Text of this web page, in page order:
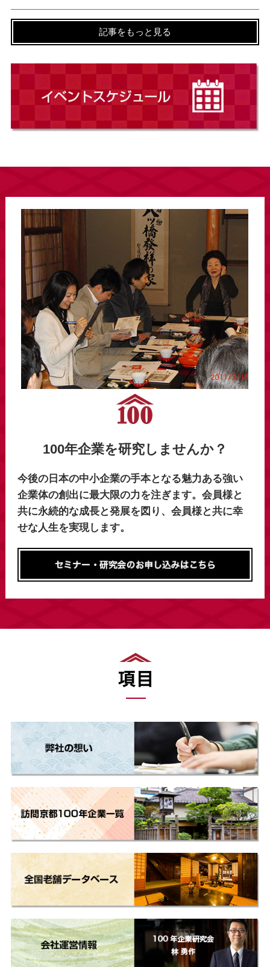
記事をもっと見る
100年企業を研究しませんか？
今後の日本の中小企業の手本となる魅力ある強い
企業体の創出に最大限の力を注ぎます。会員様と
共に永続的な成長と発展を図り、会員様と共に幸
せな人生を実現します。